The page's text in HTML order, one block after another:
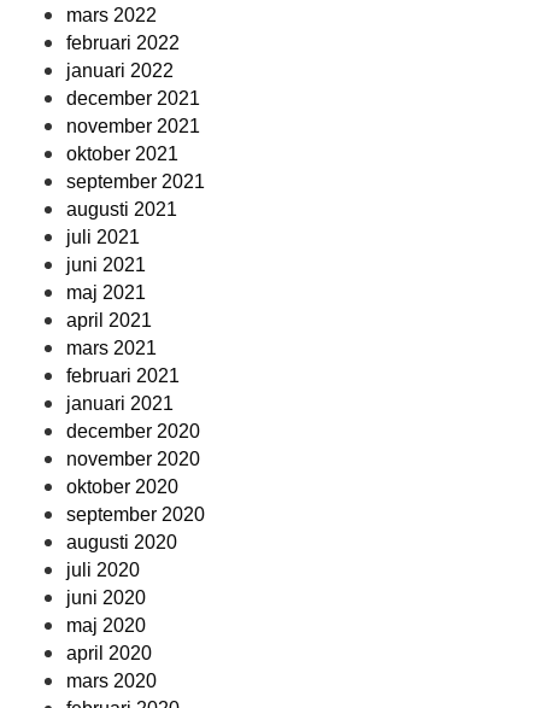
mars 2022
februari 2022
januari 2022
december 2021
november 2021
oktober 2021
september 2021
augusti 2021
juli 2021
juni 2021
maj 2021
april 2021
mars 2021
februari 2021
januari 2021
december 2020
november 2020
oktober 2020
september 2020
augusti 2020
juli 2020
juni 2020
maj 2020
april 2020
mars 2020